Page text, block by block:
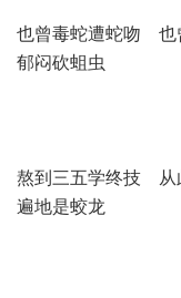
也曾毒蛇遭蛇吻
郁闷砍蛆虫
熬到三五学终技
遍地是蛟龙